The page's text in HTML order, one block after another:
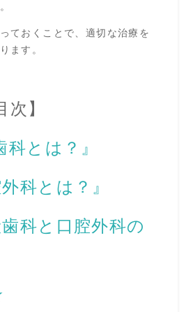
ておくことで、適切な治療を
ます。
次】
科とは？』
外科とは？』
歯科と口腔外科の